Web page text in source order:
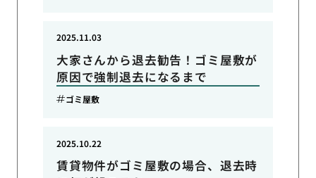
大家さんから退去勧告！ゴミ屋敷が
原因で強制退去になるまで
2025.11.03
ゴミ屋敷
賃貸物件がゴミ屋敷の場合、退去時
2025.10.22